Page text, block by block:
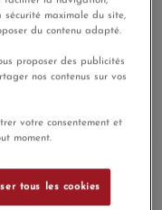
Payez en 4x ou 10x
Satisfait ou
sécurité maximale du site,
du contenu adapté.
proposer des publicités
nos contenus sur vos
votre consentement et
moment.
tous les cookies